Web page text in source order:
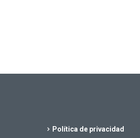
Política de privacidad